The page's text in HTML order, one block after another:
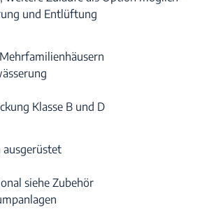
und Entlüftung
Klasse B und D
siehe Zubehör